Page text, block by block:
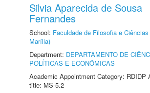
Silvia Aparecida de Sousa
Fernandes
School: Faculdade de Filosofia e
Marília)
Department: DEPARTAMENTO DE
POLÍTICAS E ECONÔMICAS
Academic Appointment Category: RDIDP
title: MS-5.2